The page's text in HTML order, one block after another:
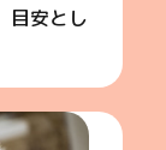
目安とし